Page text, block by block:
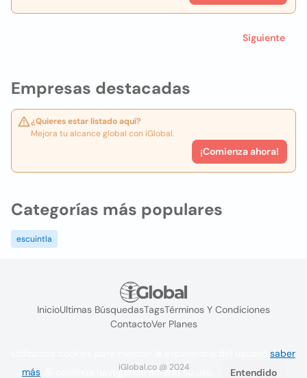
Empresas destacadas
¿Quieres estar listado aquí?
Mejora tu alcance global con iGlobal.
¡Comienza ahora!
Siguiente
Categorías más populares
escuintla
InicioUltimas BúsquedasTagsTérminos Y Condiciones
ContactoVer Planes
iGlobal.co @ 2024
saber
más . Si continúa navegando acepta su uso. Entendido